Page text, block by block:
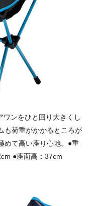
ンをひと回り大きくし
も荷重がかかるところが
めて高い座り心地。●重
●座面高：37cm